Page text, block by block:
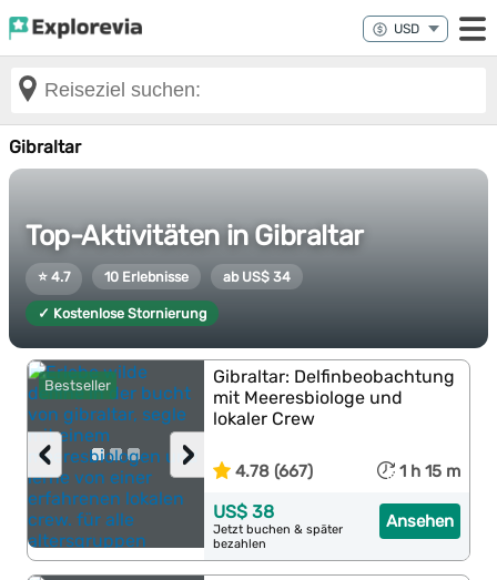
Gibraltar
Top-Aktivitäten in Gibraltar
⭐ 4.7 10 Erlebnisse ab US$ 34
✓ Kostenlose Stornierung
Bestseller
›
‹
Gibraltar: Delfinbeobachtung
mit Meeresbiologe und
lokaler Crew
4.78 (667) 1 h 15 m
Ansehen
US$ 38
Jetzt buchen & später
bezahlen